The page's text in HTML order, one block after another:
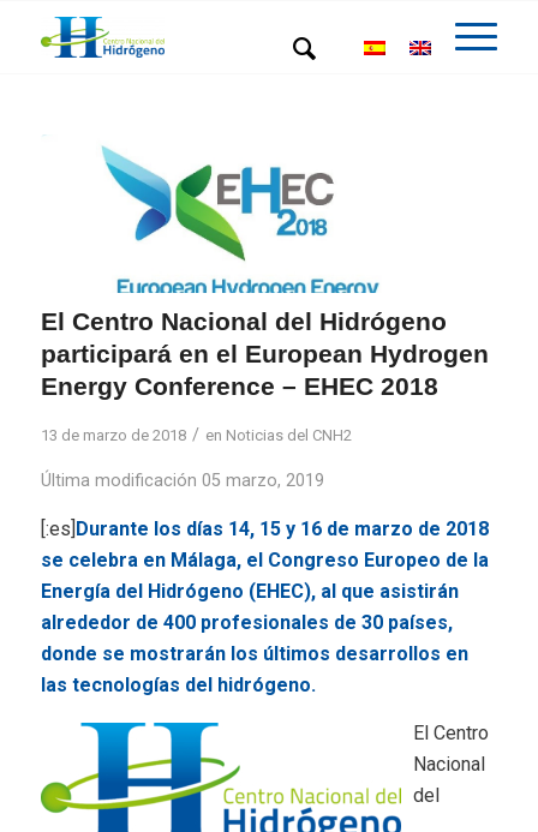
El Centro Nacional del Hidrógeno
participará en el European Hydrogen
Energy Conference – EHEC 2018
13 de marzo de 2018 / en Noticias del CNH2
Última modificación 05 marzo, 2019
[:es]Durante los días 14, 15 y 16 de marzo de 2018
se celebra en Málaga, el Congreso Europeo de la
Energía del Hidrógeno (EHEC), al que asistirán
alrededor de 400 profesionales de 30 países,
donde se mostrarán los últimos desarrollos en
las tecnologías del hidrógeno.
El Centro
Nacional
del